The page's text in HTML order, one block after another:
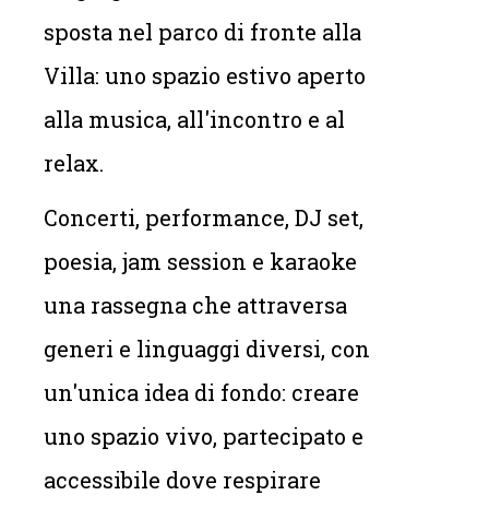
sposta nel parco di fronte alla
Villa: uno spazio estivo aperto
alla musica, all'incontro e al
relax.
Concerti, performance, DJ set,
poesia, jam session e karaoke
una rassegna che attraversa
generi e linguaggi diversi, con
un'unica idea di fondo: creare
uno spazio vivo, partecipato e
accessibile dove respirare